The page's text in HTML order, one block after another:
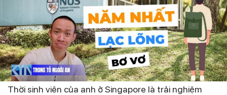
Thời sinh viên của anh ở Singapore là trải nghiệm